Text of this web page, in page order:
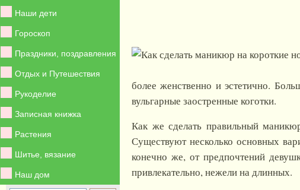
Наши дети
Гороскоп
Праздники, поздравления
Отдых и Путешествия
Рукоделие
Записная книжка
Растения
Шитье, вязание
Наш дом
более женственно и эстетично.
вульгарные заостренные коготки.
Как же сделать правильный
Существуют несколько основных
конечно же, от предпочтений
привлекательно, нежели на длинных.